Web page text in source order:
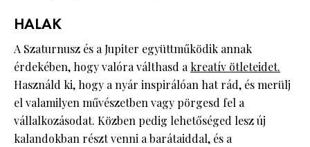
HALAK
A Szaturnusz és a Jupiter együttműködik annak
érdekében, hogy valóra válthasd akreatív ötleteidet.
Használd ki, hogy a nyár inspirálóan hat rád, és merülj
el valamilyen művészetben vagy pörgesd fel a
vállalkozásodat. Közben pedig lehetőséged lesz új
kalandokban részt venni a barátaiddal, és a